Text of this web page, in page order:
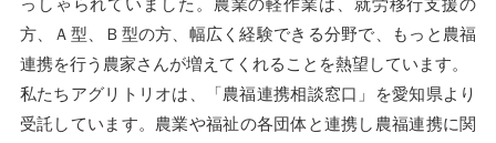
っしゃられていました。農業の軽作業は、就労移行支援の
方、Ａ型、Ｂ型の方、幅広く経験できる分野で、もっと農福
連携を行う農家さんが増えてくれることを熱望しています。
私たちアグリトリオは、「農福連携相談窓口」を愛知県より
受託しています。 農業や福祉の各団体と連携し農福連携に関